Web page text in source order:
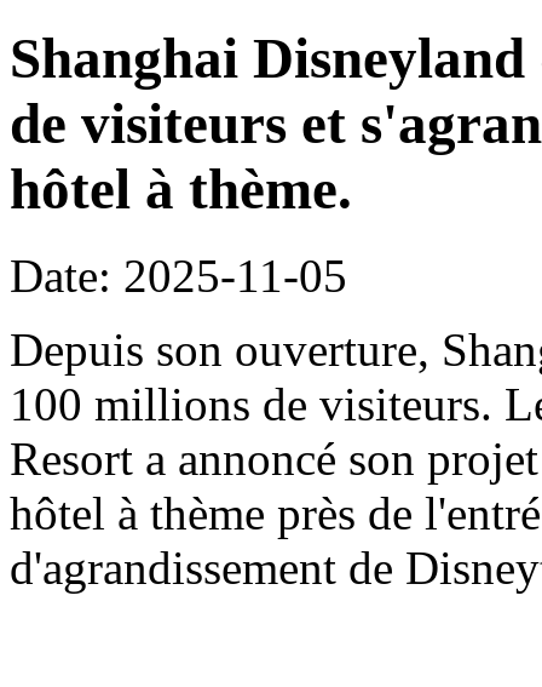
Shanghai Disneyland
de visiteurs et
hôtel à thème.
Date: 2025-11-05
Depuis son ouverture,
100 millions de visiteurs.
Resort a annoncé son
hôtel à thème près de
d'agrandissement de